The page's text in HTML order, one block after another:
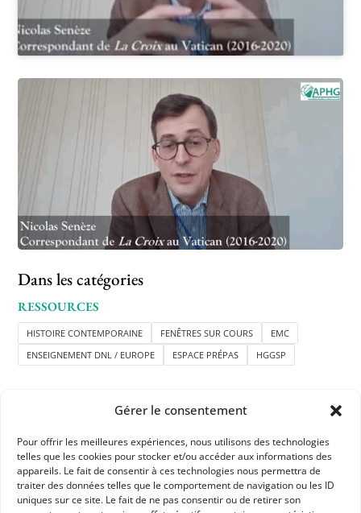
Gérer le consentement
Pour offrir les meilleures expériences, nous utilisons des technologies
telles que les cookies pour stocker et/ou accéder aux informations des
appareils. Le fait de consentir à ces technologies nous permettra de
traiter des données telles que le comportement de navigation ou les ID
uniques sur ce site. Le fait de ne pas consentir ou de retirer son
Critique d’ouvrages publiés
Culture
Dans les catégories
RESSOURCES
HISTOIRE CONTEMPORAINE FENÊTRES SUR COURS
EMC
ENSEIGNEMENT DNL / EUROPE
ESPACE PRÉPAS HGGSP
APHG
Association des professeurs d'histoire et géographie